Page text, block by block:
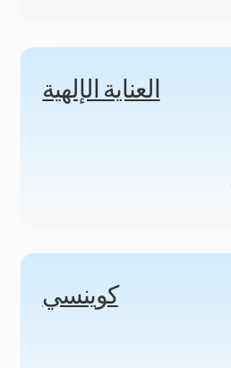
العناية الإلهية
كوينسي